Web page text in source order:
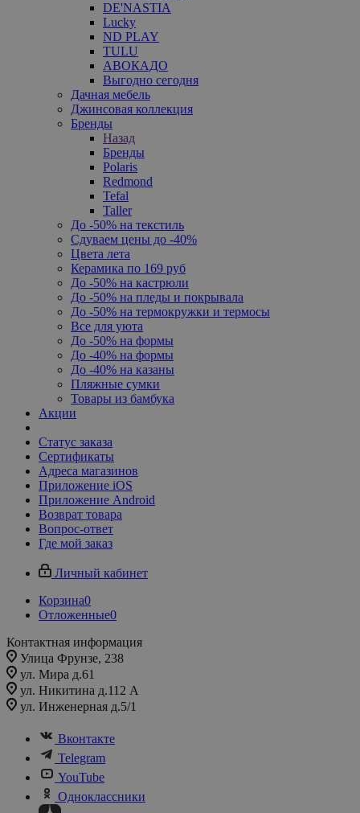
DE'NASTIA
Lucky
ND PLAY
TULU
АВОКАДО
Выгодно сегодня
Дачная мебель
Джинсовая коллекция
Бренды
Назад
Бренды
Polaris
Redmond
Tefal
Taller
До -50% на текстиль
Сдуваем цены до -40%
Цвета лета
Керамика по 169 руб
До -50% на кастрюли
До -50% на пледы и покрывала
До -50% на термокружки и термосы
Все для уюта
До -50% на формы
До -40% на формы
До -40% на казаны
Пляжные сумки
Товары из бамбука
Акции
Статус заказа
Сертификаты
Адреса магазинов
Приложение iOS
Приложение Android
Возврат товара
Вопрос-ответ
Где мой заказ
Личный кабинет
Корзина0
Отложенные0
Контактная информация
Улица Фрунзе, 238​
ул. Мира д.61
ул. Никитина д.112 А
ул. Инженерная д.5/1
Вконтакте
Telegram
YouTube
Одноклассники